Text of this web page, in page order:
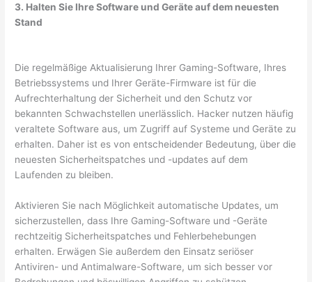
3. Halten Sie Ihre Software und Geräte auf dem neuesten
Stand
Die regelmäßige Aktualisierung Ihrer Gaming-Software, Ihres
Betriebssystems und Ihrer Geräte-Firmware ist für die
Aufrechterhaltung der Sicherheit und den Schutz vor
bekannten Schwachstellen unerlässlich. Hacker nutzen häufig
veraltete Software aus, um Zugriff auf Systeme und Geräte zu
erhalten. Daher ist es von entscheidender Bedeutung, über die
neuesten Sicherheitspatches und -updates auf dem
Laufenden zu bleiben.
Aktivieren Sie nach Möglichkeit automatische Updates, um
sicherzustellen, dass Ihre Gaming-Software und -Geräte
rechtzeitig Sicherheitspatches und Fehlerbehebungen
erhalten. Erwägen Sie außerdem den Einsatz seriöser
Antiviren- und Antimalware-Software, um sich besser vor